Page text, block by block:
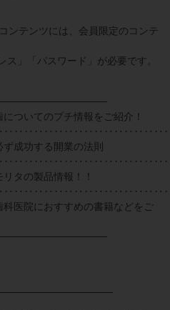
ンテンツには、会員限定のコンテ
ス」「パスワード」が必要です。
いてのプチ情報をご紹介！
功する開業の法則
の製品情報！！
医院におすすめの書籍などをご